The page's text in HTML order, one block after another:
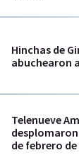
Hinchas de
abuchearon
Telenueve
de febrero de